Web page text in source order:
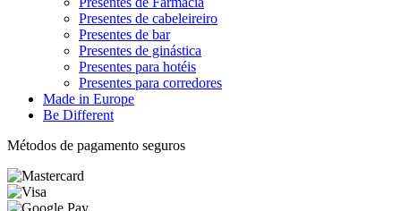
Presentes de cabeleireiro
Presentes de bar
Presentes de ginástica
Presentes para hotéis
Presentes para corredores
Made in Europe
Be Different
Métodos de pagamento seguros